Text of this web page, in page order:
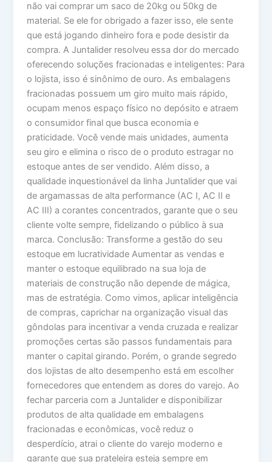
não vai comprar um saco de 20kg ou 50kg de
material. Se ele for obrigado a fazer isso, ele sente
que está jogando dinheiro fora e pode desistir da
compra. A Juntalider resolveu essa dor do mercado
oferecendo soluções fracionadas e inteligentes: Para
o lojista, isso é sinônimo de ouro. As embalagens
fracionadas possuem um giro muito mais rápido,
ocupam menos espaço físico no depósito e atraem
o consumidor final que busca economia e
praticidade. Você vende mais unidades, aumenta
seu giro e elimina o risco de o produto estragar no
estoque antes de ser vendido. Além disso, a
qualidade inquestionável da linha Juntalider que vai
de argamassas de alta performance (AC I, AC II e
AC III) a corantes concentrados, garante que o seu
cliente volte sempre, fidelizando o público à sua
marca. Conclusão: Transforme a gestão do seu
estoque em lucratividade Aumentar as vendas e
manter o estoque equilibrado na sua loja de
materiais de construção não depende de mágica,
mas de estratégia. Como vimos, aplicar inteligência
de compras, caprichar na organização visual das
gôndolas para incentivar a venda cruzada e realizar
promoções certas são passos fundamentais para
manter o capital girando. Porém, o grande segredo
dos lojistas de alto desempenho está em escolher
fornecedores que entendem as dores do varejo. Ao
fechar parceria com a Juntalider e disponibilizar
produtos de alta qualidade em embalagens
fracionadas e econômicas, você reduz o
desperdício, atrai o cliente do varejo moderno e
garante que sua prateleira esteja sempre em